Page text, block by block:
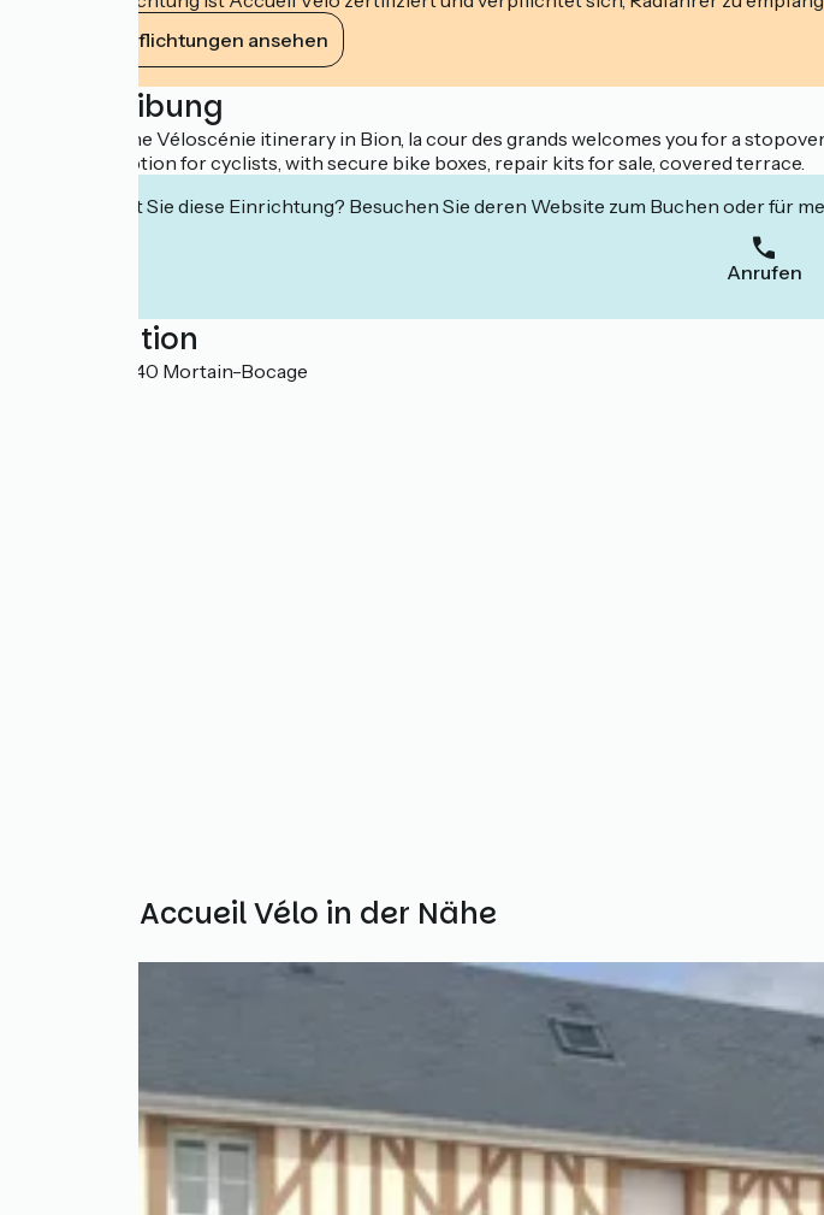
Ihre Verpflichtungen ansehen
Beschreibung
Located on the Véloscénie itinerary in Bion, la cour des grands welcomes you for a
Special reception for cyclists, with secure bike boxes, repair kits for sale, covered terrace.
Interessiert Sie diese Einrichtung? Besuchen Sie deren Website zum Buchen oder für
Anrufen
Localisation
Le Bourg 50140 Mortain-Bocage
Weitere Accueil Vélo in der Nähe